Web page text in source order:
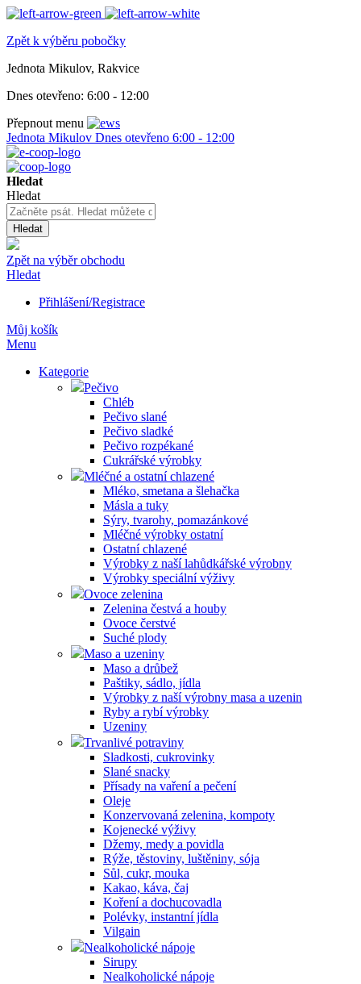
Zpět k výběru pobočky
Jednota Mikulov, Rakvice
Dnes otevřeno: 6:00 - 12:00
Přepnout menu
Jednota Mikulov Dnes otevřeno 6:00 - 12:00
Hledat
Hledat
Hledat
Zpět na výběr obchodu
Hledat
Přihlášení/Registrace
Můj košík
Menu
Kategorie
Pečivo
Chléb
Pečivo slané
Pečivo sladké
Pečivo rozpékané
Cukrářské výrobky
Mléčné a ostatní chlazené
Mléko, smetana a šlehačka
Másla a tuky
Sýry, tvarohy, pomazánkové
Mléčné výrobky ostatní
Ostatní chlazené
Výrobky z naší lahůdkářské výrobny
Výrobky speciální výživy
Ovoce zelenina
Zelenina čestvá a houby
Ovoce čerstvé
Suché plody
Maso a uzeniny
Maso a drůbež
Paštiky, sádlo, jídla
Výrobky z naší výrobny masa a uzenin
Ryby a rybí výrobky
Uzeniny
Trvanlivé potraviny
Sladkosti, cukrovinky
Slané snacky
Přísady na vaření a pečení
Oleje
Konzervovaná zelenina, kompoty
Kojenecké výživy
Džemy, medy a povidla
Rýže, těstoviny, luštěniny, sója
Sůl, cukr, mouka
Kakao, káva, čaj
Koření a dochucovadla
Polévky, instantní jídla
Vilgain
Nealkoholické nápoje
Sirupy
Nealkoholické nápoje